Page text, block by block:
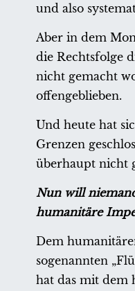
und also
Aber in dem
die Rechtsfolge
nicht gemacht
offengeblieben.
Und heute hat
Grenzen
überhaupt nicht
Nun will
humanitäre
Dem
sogenannten
hat das mit dem